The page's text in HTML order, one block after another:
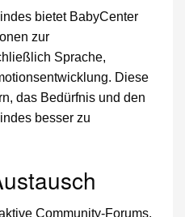
bietet BabyCenter
zur
Sprache,
Diese
das Bedürfnis und den
besser zu
Community-Forums,